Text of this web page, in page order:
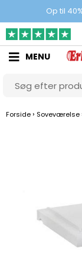
Op til
MENU
Forside › Soveværelse